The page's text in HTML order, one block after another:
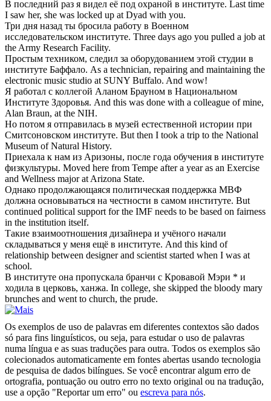
В последний раз я видел её под охраной в институте. Last time
I saw her, she was locked up at Dyad with you.
Три дня назад ты бросила работу в Военном
исследовательском институте. Three days ago you pulled a job at
the Army Research Facility.
Простым техником, следил за оборудованием этой студии в
институте Баффало. As a technician, repairing and maintaining the
electronic music studio at SUNY Buffalo. And wow!
Я работал с коллегой Аланом Брауном в Национальном
Институте Здоровья. And this was done with a colleague of mine,
Alan Braun, at the NIH.
Но потом я отправилась в музей естественной истории при
Смитсоновском институте. But then I took a trip to the National
Museum of Natural History.
Приехала к нам из Аризоны, после года обучения в институте
физкультуры. Moved here from Tempe after a year as an Exercise
and Wellness major at Arizona State.
Однако продолжающаяся политическая поддержка МВФ
должна основываться на честности в самом институте. But
continued political support for the IMF needs to be based on fairness
in the institution itself.
Такие взаимоотношения дизайнера и учёного начали
складываться у меня ещё в институте. And this kind of
relationship between designer and scientist started when I was at
school.
В институте она пропускала бранчи с Кровавой Мэри * и
ходила в церковь, ханжа. In college, she skipped the bloody mary
brunches and went to church, the prude.
Os exemplos de uso de palavras em diferentes contextos são dados
só para fins linguísticos, ou seja, para estudar o uso de palavras
numa língua e as suas traduções para outra. Todos os exemplos são
colecionados automaticamente em fontes abertas usando tecnologia
de pesquisa de dados bilíngues. Se você encontrar algum erro de
ortografia, pontuação ou outro erro no texto original ou na tradução,
use a opção "Reportar um erro" ou escreva para nós.